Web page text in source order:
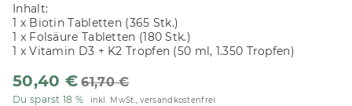
Inhalt:
1 x Biotin Tabletten (365 Stk.)
1 x Folsäure Tabletten (180 Stk.)
1 x Vitamin D3 + K2 Tropfen (50 ml, 1.350 Tropfen)
50,40 € 61,70 €
Du sparst 18 % inkl. MwSt., versandkostenfrei